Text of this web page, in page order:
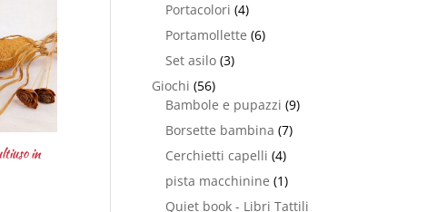
in
Portacolori (4)
Portamollette (6)
Set asilo (3)
Giochi (56)
Bambole e pupazzi (9)
Borsette bambina (7)
Cerchietti capelli (4)
pista macchinine (1)
Quiet book - Libri Tattili